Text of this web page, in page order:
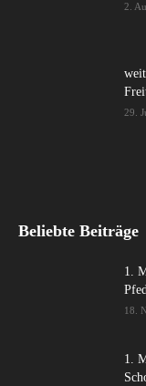
2.
29.
Beliebte Beiträge
1.
18.
1.